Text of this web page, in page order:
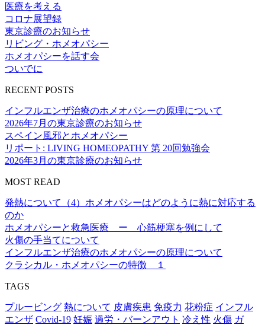
医療を考える
コロナ展望録
東京診療のお知らせ
リビング・ホメオパシー
ホメオパシーを話す会
ついでに
RECENT POSTS
インフルエンザ治療のホメオパシーの原理について
2026年7月の東京診療のお知らせ
スペイン風邪とホメオパシー
リポート: LIVING HOMEOPATHY 第 20回勉強会
2026年3月の東京診療のお知らせ
MOST READ
発熱について（4）ホメオパシーはどのように熱に対応する
のか
ホメオパシーと救急医療 ー 心筋梗塞を例にして
火傷の手当てについて
インフルエンザ治療のホメオパシーの原理について
クラシカル・ホメオパシーの特徴 １
TAGS
プルービング 熱について 皮膚疾患 免疫力 花粉症 インフル
エンザ Covid-19 妊娠 過労・バーンアウト 冷え性 火傷 ガ